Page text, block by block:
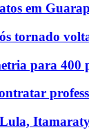
em
tornado
para 400